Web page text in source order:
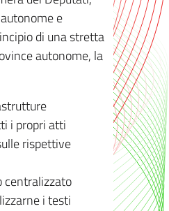
e
di una stretta
autonome, la
i propri atti
rispettive
centralizzato
i testi